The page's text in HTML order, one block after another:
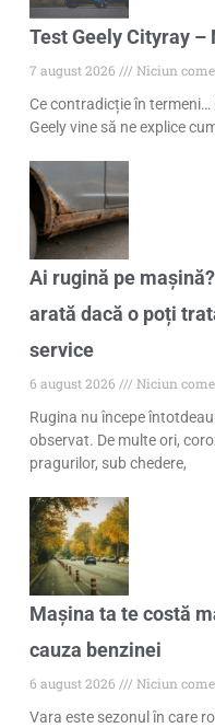
Test Geely Cityray
7 august 2026
Niciun
Ce contradicție în termeni…
Geely vine să ne explice
Ai rugină pe
arată dacă o poți
service
6 august 2026
Niciun
Rugina nu începe
observat. De multe ori,
pragurilor, sub chedere,
Mașina ta te costă
cauza benzinei
6 august 2026
Niciun
Vara este sezonul în care